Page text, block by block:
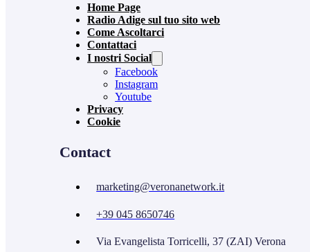
Home Page
Radio Adige sul tuo sito web
Come Ascoltarci
Contattaci
I nostri Social
Facebook
Instagram
Youtube
Privacy
Cookie
Contact
marketing@veronanetwork.it
+39 045 8650746
Via Evangelista Torricelli, 37 (ZAI) Verona